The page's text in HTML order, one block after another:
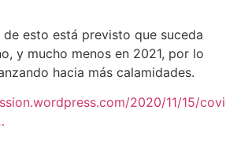
COVID:
decisión
de COVID-19 se extendiera
compañías farmacéuticas